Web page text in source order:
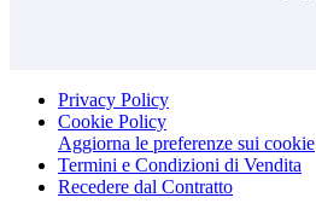
Privacy Policy
Cookie Policy
Aggiorna le preferenze sui cookie
Termini e Condizioni di Vendita
Recedere dal Contratto